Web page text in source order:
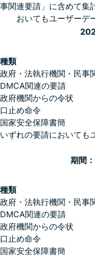
事関連要請」に含めて集
おいてもユーザーデ
種類
政府・法執行機関・民事
DMCA関連の要請
政府機関からの令状
口止め命令
国家安全保障書簡
いずれの要請においても
期間
種類
政府・法執行機関・民事
DMCA関連の要請
政府機関からの令状
口止め命令
国家安全保障書簡